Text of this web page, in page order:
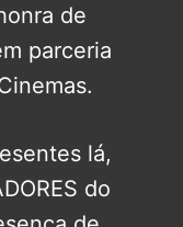
de
parceria
lá,
do